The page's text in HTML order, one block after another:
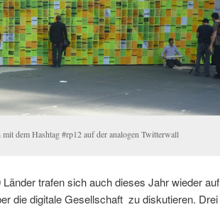
dem Hashtag #rp12 auf der analogen Twitterwall
trafen sich auch dieses Jahr wieder auf
die digitale Gesellschaft zu diskutieren. Drei